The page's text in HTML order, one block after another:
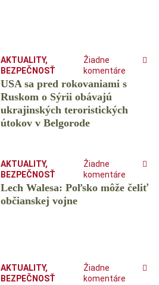
AKTUALITY,
BEZPEČNOSŤ
Žiadne
komentáre
USA sa pred rokovaniami s
Ruskom o Sýrii obávajú
ukrajinských teroristických
útokov v Belgorode
AKTUALITY,
BEZPEČNOSŤ
Žiadne
komentáre
Lech Walesa: Poľsko môže čeliť
občianskej vojne
AKTUALITY,
BEZPEČNOSŤ
Žiadne
komentáre